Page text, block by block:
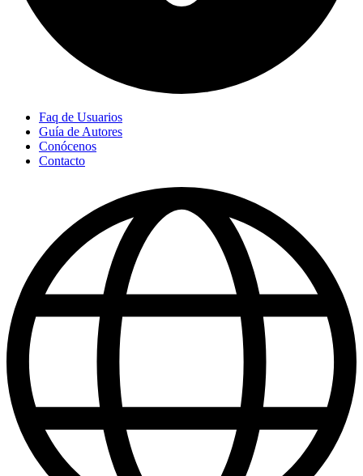
Faq de Usuarios
Guía de Autores
Conócenos
Contacto